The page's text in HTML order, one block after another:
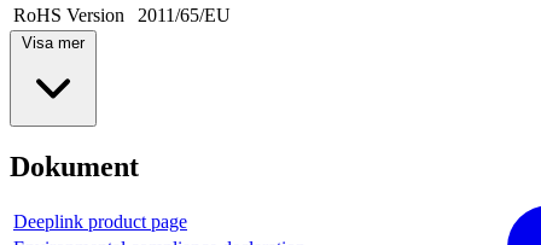
RoHS Version
2011/65/EU
Visa mer
Dokument
Deeplink product page